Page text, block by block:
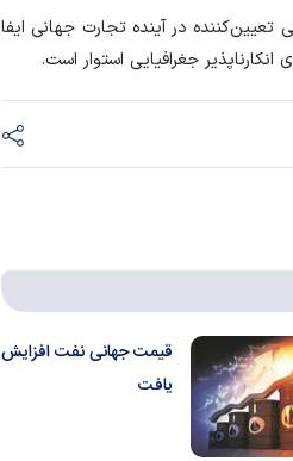
تعیین‌کننده در آینده تجارت جهانی ایفا
جغرافیایی استوار است.
قیمت جهانی نفت افزایش
یافت